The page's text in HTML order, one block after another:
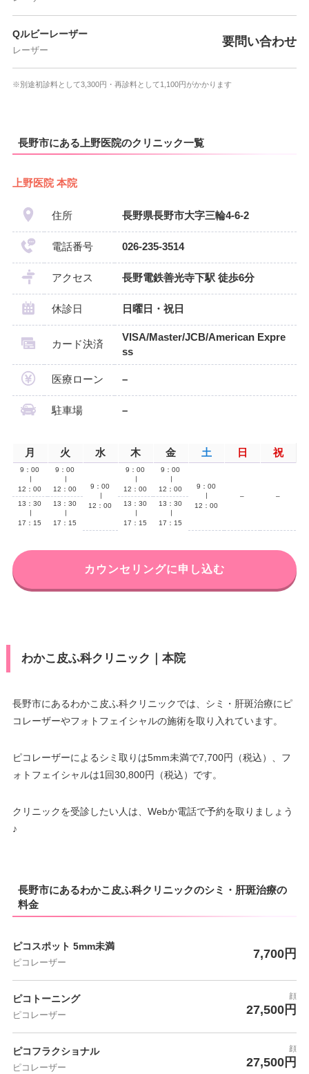
Qルビーレーザー
レーザー
要問い合わせ
※別途初診料として3,300円・再診料として1,100円がかかります
長野市にある上野医院のクリニック一覧
上野医院 本院
住所 長野県長野市大字三輪4-6-2
電話番号 026-235-3514
アクセス 長野電鉄善光寺下駅 徒歩6分
休診日 日曜日・祝日
カード決済
VISA/Master/JCB/American Expre
ss
医療ローン –
駐車場 –
月 火 水 木 金 土 日 祝
9：00
12：00
9：00
12：00
9：00
12：00
9：00
12：00
9：00
12：00
9：00
12：00
–
–
13：30
17：15
13：30
17：15
13：30
17：15
13：30
17：15
カウンセリングに申し込む
わかこ皮ふ科クリニック｜本院
長野市にあるわかこ皮ふ科クリニックでは、シミ・肝斑治療にピ
コレーザーやフォトフェイシャルの施術を取り入れています。
ピコレーザーによるシミ取りは5mm未満で7,700円（税込）、フ
ォトフェイシャルは1回30,800円（税込）です。
クリニックを受診したい人は、Webか電話で予約を取りましょう
♪
長野市にあるわかこ皮ふ科クリニックのシミ・肝斑治療の
料金
ピコスポット 5mm未満
ピコレーザー
7,700円
ピコトーニング
ピコレーザー
顔
27,500円
ピコフラクショナル
ピコレーザー
顔
27,500円